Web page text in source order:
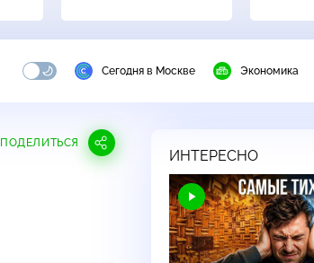
Сегодня в Москве Экономика
ПОДЕЛИТЬСЯ
ИНТЕРЕСНО